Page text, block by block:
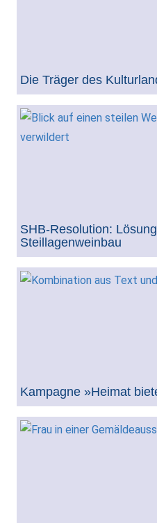
Die Träger des
SHB-Resolution:
Steillagenweinbau
Kampagne »Heimat